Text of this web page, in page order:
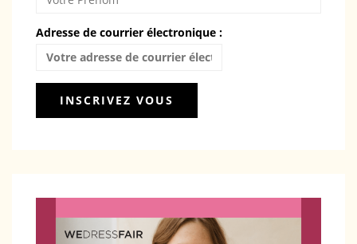
Adresse de courrier électronique :